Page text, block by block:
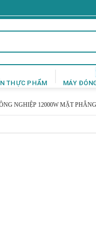
THỰC PHẨM MÁY
NGHIỆP 12000W MẶT